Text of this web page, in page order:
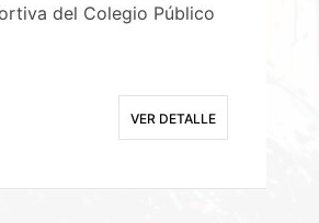
del Colegio Público
VER DETALLE